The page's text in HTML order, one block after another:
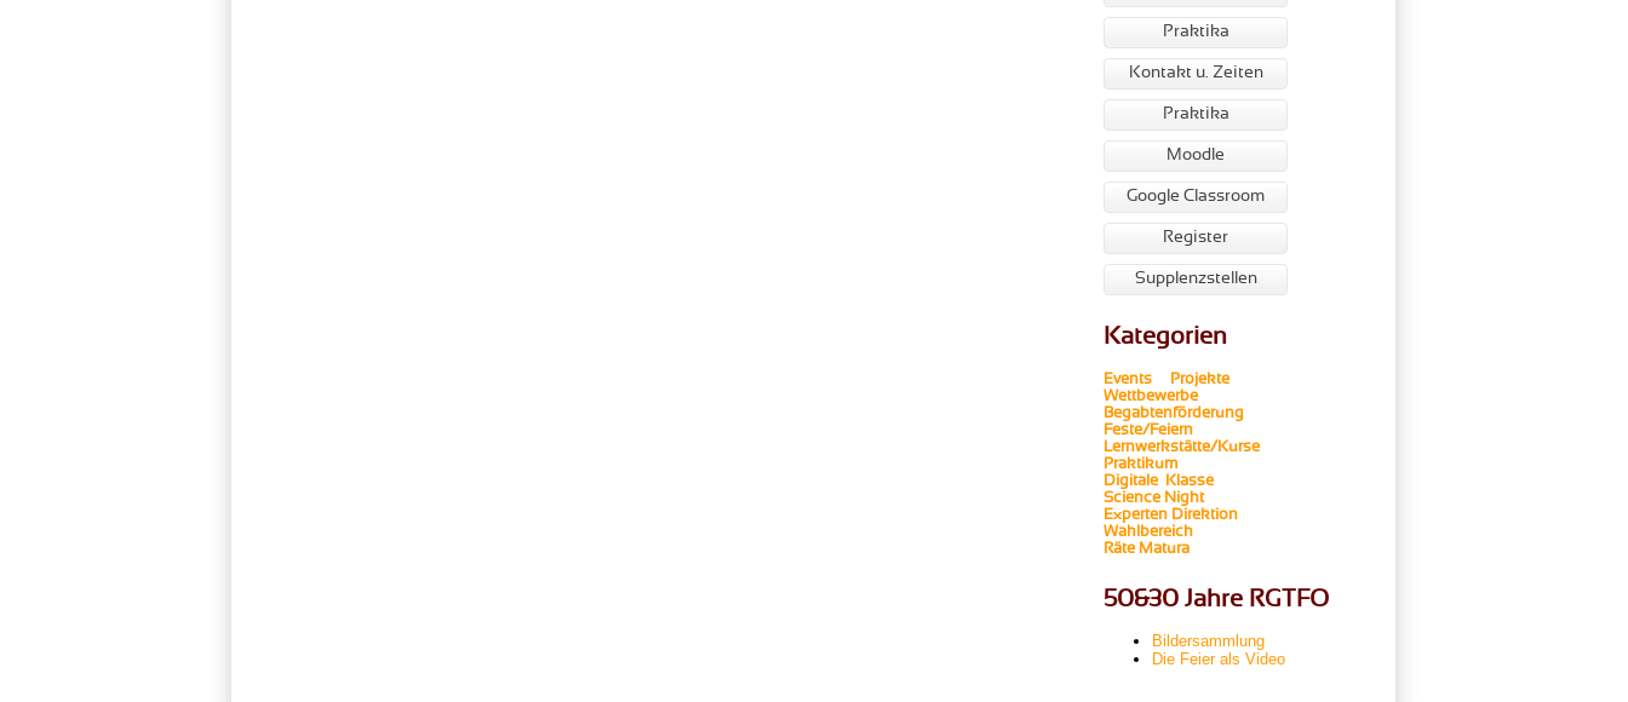
Praktika
Kontakt u. Zeiten
Praktika
Moodle
Google Classroom
Register
Supplenzstellen
Kategorien
Events
Projekte
Wettbewerbe
Begabtenförderung
Feste/Feiern
Lernwerkstätte/Kurse
Praktikum
Digitale Klasse
Science Night
Experten Direktion
Wahlbereich
Räte Matura
50&30 Jahre RGTFO
Bildersammlung
Die Feier als Video